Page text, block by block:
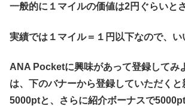
一般的に１マイルの価値は2円ぐらいと
実績では１マイル＝１円以下なので、い
ANA Pocketに興味があって登録してみ
は、下のバナーから登録していただくと
5000ptと、さらに紹介ボーナスで5000pt